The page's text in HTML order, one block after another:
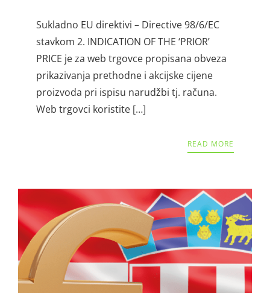
Sukladno EU direktivi – Directive 98/6/EC
stavkom 2. INDICATION OF THE ‘PRIOR’
PRICE je za web trgovce propisana obveza
prikazivanja prethodne i akcijske cijene
proizvoda pri ispisu narudžbi tj. računa.
Web trgovci koristite […]
READ MORE